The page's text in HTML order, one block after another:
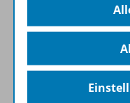
Digitale